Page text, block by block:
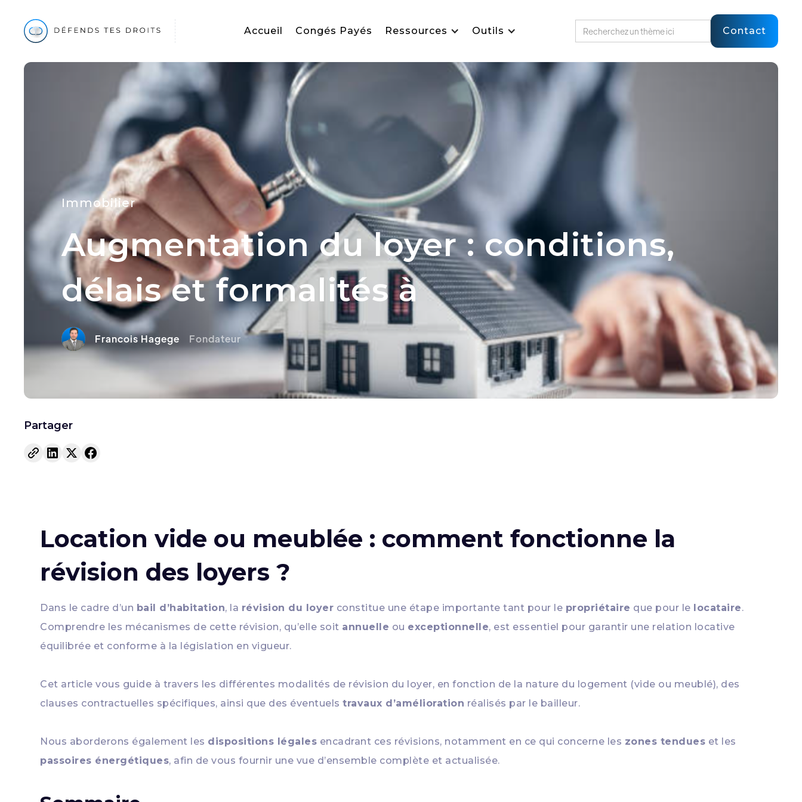
Accueil Congés Payés Ressources Outils Contact
Immobilier
Augmentation du loyer : conditions,
délais et formalités à
Francois Hagege Fondateur
Partager
Location vide ou meublée : comment fonctionne la
révision des loyers ?
Dans le cadre d’un bail d’habitation, la révision du loyer constitue une étape importante tant pour le propriétaire que pour le locataire.
Comprendre les mécanismes de cette révision, qu’elle soit annuelle ou exceptionnelle, est essentiel pour garantir une relation locative
équilibrée et conforme à la législation en vigueur.
Cet article vous guide à travers les différentes modalités de révision du loyer, en fonction de la nature du logement (vide ou meublé), des
clauses contractuelles spécifiques, ainsi que des éventuelstravaux d’amélioration réalisés par le bailleur.
Nous aborderons également les dispositions légales encadrant ces révisions, notamment en ce qui concerne les zones tendues et les
passoires énergétiques, afin de vous fournir une vue d’ensemble complète et actualisée.